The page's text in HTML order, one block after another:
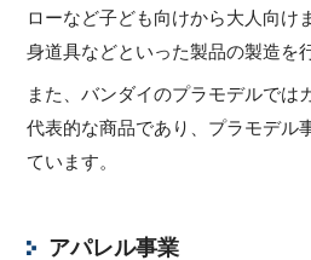
ローなど子ども向けから大人向け
身道具などといった製品の製造を
また、バンダイのプラモデルでは
代表的な商品であり、プラモデル
ています。
アパレル事業